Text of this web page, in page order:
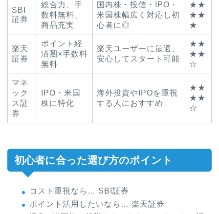
SBI
証券
総合力、手
数料無料、
商品充実
国内株・投信・IPO・
米国株幅広く対応し初
心者に◎
★★
★★
★
楽天
証券
ポイント経
済圏×手数料
無料
楽天ユーザーに最適、
安心してスタート可能
★★
★★
☆
マネ
ック
ス証
券
IPO・米国
株に特化
海外投資やIPOを重視
する人におすすめ
★★
★★
☆
初心者に合った選び方のポイント
コスト重視なら… SBI証券
ポイント活用したいなら… 楽天証券